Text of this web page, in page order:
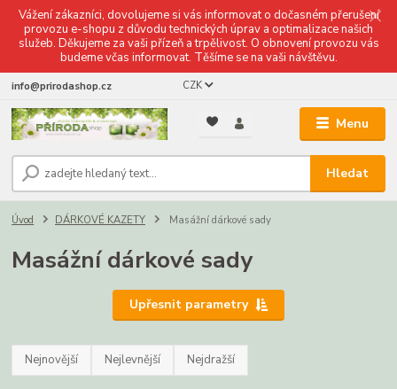
Vážení zákazníci, dovolujeme si vás informovat o dočasném přerušení
provozu e-shopu z důvodu technických úprav a optimalizace našich
služeb. Děkujeme za vaši přízeň a trpělivost. O obnovení provozu vás
budeme včas informovat. Těšíme se na vaši návštěvu.
Menu
CZK
Hledat
info@prirodashop.cz
Úvod DÁRKOVÉ KAZETY Masážní dárkové sady
Masážní dárkové sady
Upřesnit parametry
Nejnovější Nejlevnější Nejdražší